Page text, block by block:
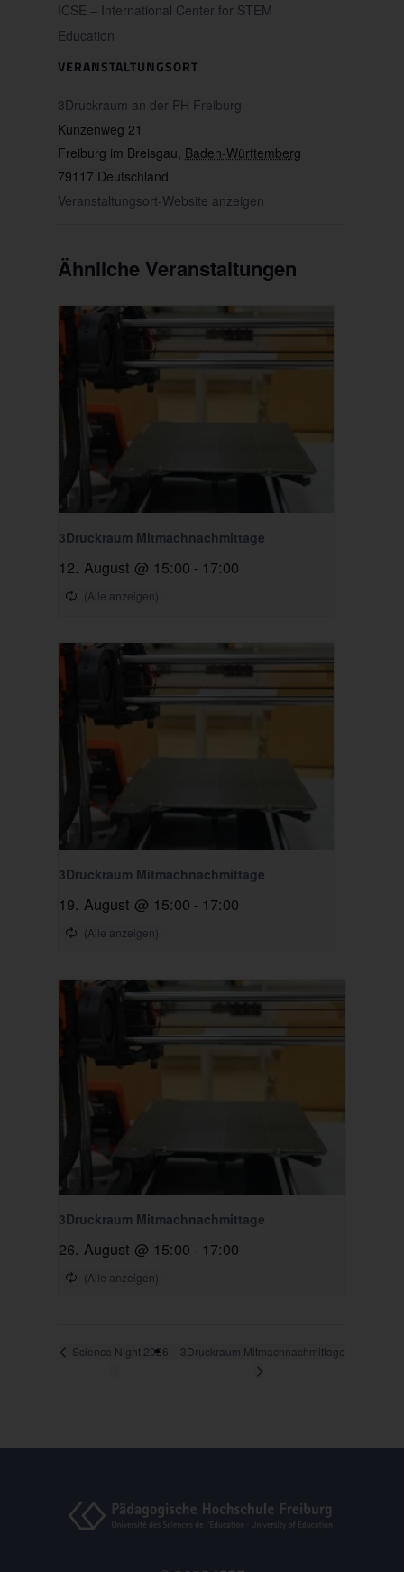
VERANSTALTUNGSORT
3Druckraum an der PH Freiburg
Kunzenweg 21
Freiburg im Breisgau, Baden-Württemberg
79117 Deutschland
Veranstaltungsort-Website anzeigen
ICSE – International Center for STEM
Education
Ähnliche Veranstaltungen
3Druckraum Mitmachnachmittage
12. August @ 15:00 - 17:00
3Druckraum Mitmachnachmittage
19. August @ 15:00 - 17:00
3Druckraum Mitmachnachmittage
26. August @ 15:00 - 17:00
Science Night 2026 3Druckraum Mitmachnachmittage